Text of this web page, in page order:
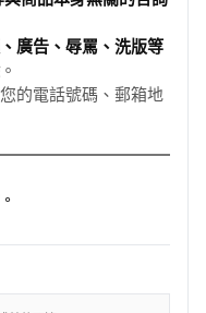
廣告、辱罵、洗版等
。
的電話號碼、郵箱地